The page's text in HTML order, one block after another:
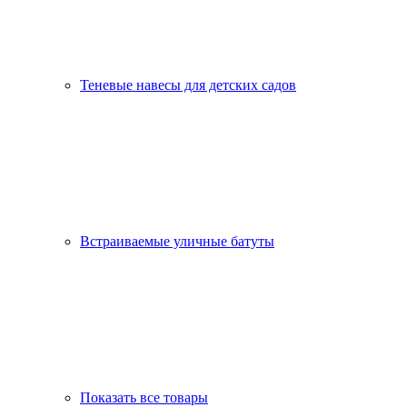
Теневые навесы для детских садов
Встраиваемые уличные батуты
Показать все товары